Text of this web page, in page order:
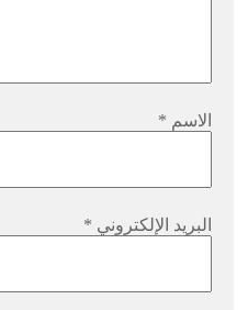
الاسم *
البريد الإلكتروني *